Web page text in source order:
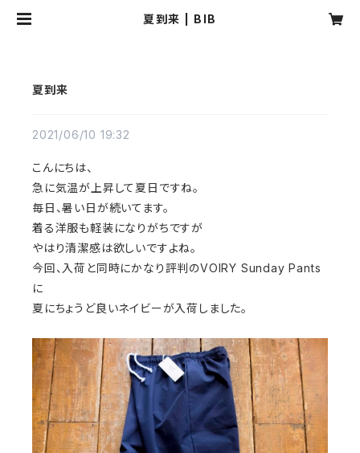
夏到来 | BIB
夏到来
2021/06/10 19:32
こんにちは、
急に気温が上昇して夏日ですね。
毎日、暑い日が続いてます。
着る洋服も軽装になりがちですが
やはり清潔感は欲しいですよね。
今回、入荷と同時にかなり評判のVOIRY Sunday Pants
に
夏にちょうど良いネイビーが入荷しました。